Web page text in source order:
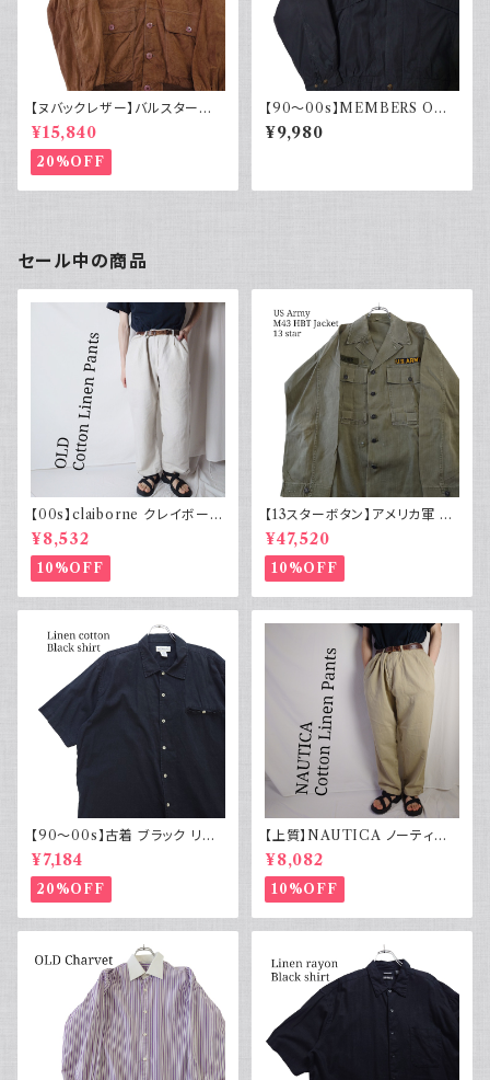
【ヌバックレザー】バルスター型
ブルゾンジャケット ヴァルスター
ヴィンテージ
¥15,840
20%OFF
【90～00s】MEMBERS ONL
Y メンバーズオンリー フェード
スエード ブルゾンジャケット ス
000年代
¥9,980
セール中の商品
【00s】claiborne クレイボーン
リネンコットンパンツ ツータック
¥8,532
10%OFF
【13スターボタン】アメリカ軍 M
43 HBT ジャケット パッチ 軍物
実物
¥47,520
10%OFF
【90～00s】古着 ブラック リネ
ンコットンシャツ 黒 ボックスシ
ルエット
¥7,184
20%OFF
【上質】NAUTICA ノーティカ
コットンリネンパンツ ツータック
¥8,082
10%OFF